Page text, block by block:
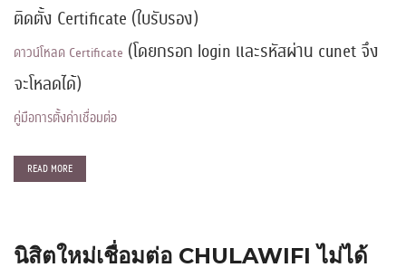
ติดตั้ง Certificate (ใบรับรอง)
ดาวน์โหลด Certificate (โดยกรอก login และรหัสผ่าน cunet จึง
จะโหลดได้)
คู่มือการตั้งค่าเชื่อมต่อ
READ MORE
นิสิตใหม่เชื่อมต่อ CHULAWIFI ไม่ได้